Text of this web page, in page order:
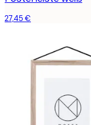
27,45 €